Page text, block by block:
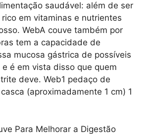
saudável: além de ser
em vitaminas e nutrientes
WebA couve também por
tem a capacidade de
mucosa gástrica de possíveis
é em vista disso que quem
deve. Web1 pedaço de
(aproximadamente 1 cm) 1